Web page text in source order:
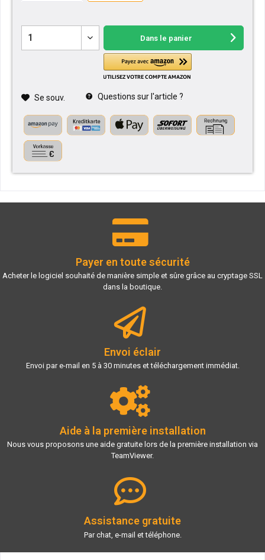
Dans le panier
Se souv. Questions sur l'article ?
Payer en toute sécurité
Acheter le logiciel souhaité de manière simple et sûre grâce au cryptage SSL
dans la boutique.
Envoi éclair
Envoi par e-mail en 5 à 30 minutes et téléchargement immédiat.
Aide à la première installation
Nous vous proposons une aide gratuite lors de la première installation via
TeamViewer.
Assistance gratuite
Par chat, e-mail et téléphone.